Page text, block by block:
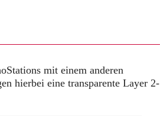
mit einem anderen
hierbei eine transparente Layer 2-